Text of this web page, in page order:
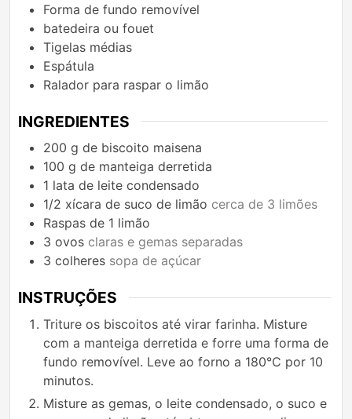
Forma de fundo removível
batedeira ou fouet
Tigelas médias
Espátula
Ralador para raspar o limão
INGREDIENTES
200 g de biscoito maisena
100 g de manteiga derretida
1 lata de leite condensado
1/2 xícara de suco de limão cerca de 3 limões
Raspas de 1 limão
3 ovos claras e gemas separadas
3 colheres sopa de açúcar
INSTRUÇÕES
Triture os biscoitos até virar farinha. Misture
com a manteiga derretida e forre uma forma de
fundo removível. Leve ao forno a 180°C por 10
minutos.
Misture as gemas, o leite condensado, o suco e